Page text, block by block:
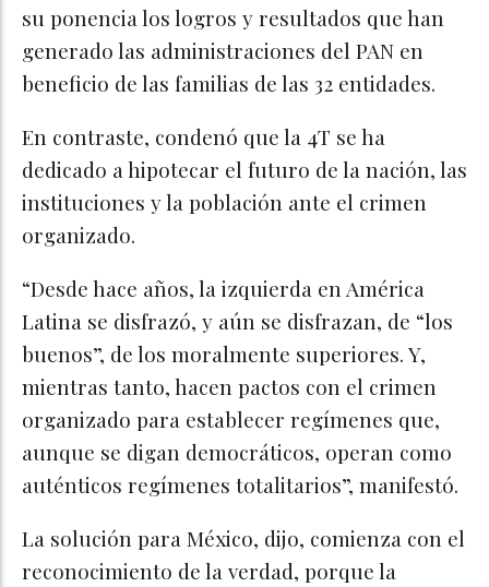
su ponencia los logros y resultados que han
generado las administraciones del PAN en
beneficio de las familias de las 32 entidades.
En contraste, condenó que la 4T se ha
dedicado a hipotecar el futuro de la nación, las
instituciones y la población ante el crimen
organizado.
“Desde hace años, la izquierda en América
Latina se disfrazó, y aún se disfrazan, de “los
buenos”, de los moralmente superiores. Y,
mientras tanto, hacen pactos con el crimen
organizado para establecer regímenes que,
aunque se digan democráticos, operan como
auténticos regímenes totalitarios”, manifestó.
La solución para México, dijo, comienza con el
reconocimiento de la verdad, porque la